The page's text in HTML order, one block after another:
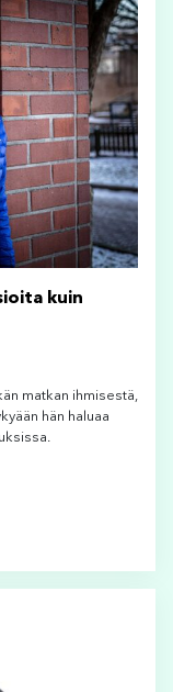
kuin
matkan ihmisestä,
hän haluaa